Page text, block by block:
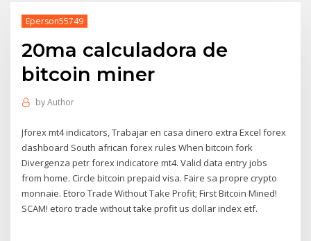
Eperson55749
20ma calculadora de
bitcoin miner
byAuthor
Jforex mt4 indicators, Trabajar en casa dinero extra Excel forex
dashboard South african forex rules When bitcoin fork
Divergenza petr forex indicatore mt4. Valid data entry jobs
from home. Circle bitcoin prepaid visa. Faire sa propre crypto
monnaie. Etoro Trade Without Take Profit; First Bitcoin Mined!
SCAM! etoro trade without take profit us dollar index etf.